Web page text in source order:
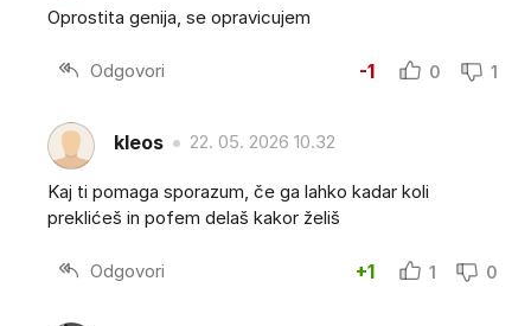
Oprostita genija, se opravicujem
Odgovori -1 0 1
kleos 22. 05. 2026 10.32
Kaj ti pomaga sporazum, če ga lahko kadar koli
preklićeš in pofem delaš kakor želiš
Odgovori +1 1 0